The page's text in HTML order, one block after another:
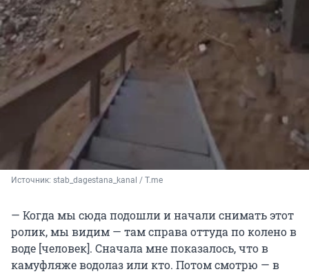
Источник: stab_dagestana_kanal / Т.me
— Когда мы сюда подошли и начали снимать этот
ролик, мы видим — там справа оттуда по колено в
воде [человек]. Сначала мне показалось, что в
камуфляже водолаз или кто. Потом смотрю — в